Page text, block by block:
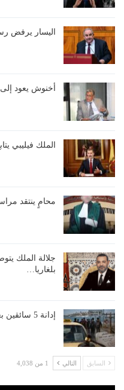
اليسار يرفض
أخنوش يعود إلى جماعة
الملك فيليبي
محامٍ ينتقد
جلالة الملك
بلغاريا…
إدانة 5 سائقين بعد أحداث الهجرة الجماعية
السابق التالي 1 من 4,038